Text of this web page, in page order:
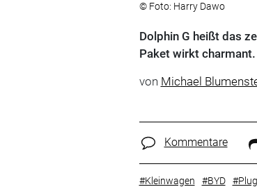
© Foto: Harry Dawo
Dolphin G heißt das
Paket wirkt
von Michael
Kommentare
#Kleinwagen #BYD